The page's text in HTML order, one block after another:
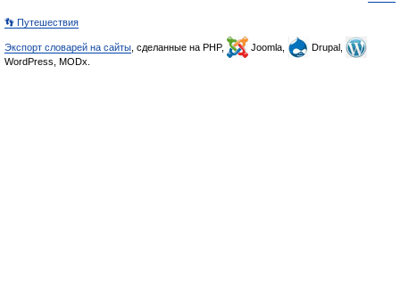
👣 Путешествия
Экспорт словарей на сайты , сделанные на PHP, Joomla,
Drupal,
WordPress, MODx.